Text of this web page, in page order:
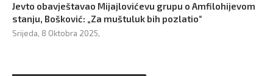
Jevto obavještavao Mijajlovićevu grupu o Amfilohijevom
stanju, Bošković: „Za muštuluk bih pozlatio“
Srijeda, 8 Oktobra 2025,